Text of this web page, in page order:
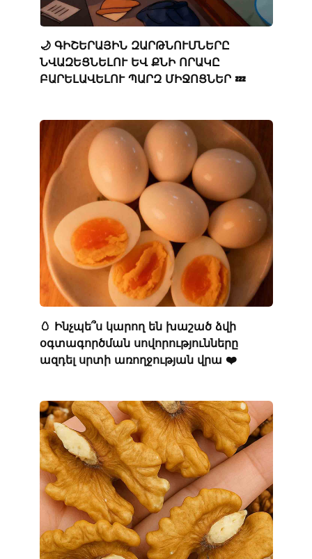
🌙 ԳԻՇԵՐԱՅԻՆ ԶԱՐԹՆՈՒՄՆԵՐԸ
ՆՎԱԶԵՑՆԵԼՈՒ ԵՎ ՔՆԻ ՈՐԱԿԸ
ԲԱՐԵԼԱՎԵԼՈՒ ՊԱՐԶ ՄԻՋՈՑՆԵՐ 💤
🥚 Ինչպե՞ս կարող են խաշած ձվի
օգտագործման սովորությունները
ազդել սրտի առողջության վրա ❤️